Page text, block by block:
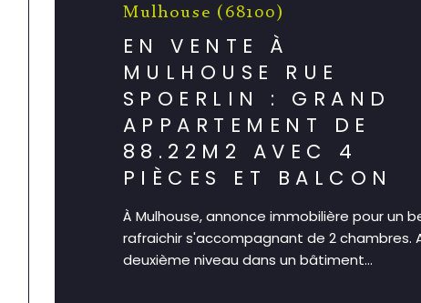
Mulhouse (68100)
EN VENTE À
MULHOUSE RUE
SPOERLIN : GRAND
APPARTEMENT DE
88.22M2 AVEC 4
PIÈCES ET BALCON
À Mulhouse, annonce immobilière pour un
rafraichir s'accompagnant de 2 chambres.
deuxième niveau dans un bâtiment...